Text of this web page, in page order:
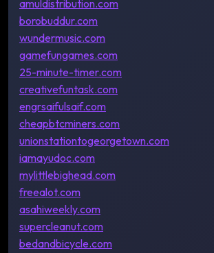
amuldistribution.com
borobuddur.com
wundermusic.com
gamefungames.com
25-minute-timer.com
creativefuntask.com
engrsaifulsaif.com
cheapbtcminers.com
unionstationtogeorgetown.com
iamayudoc.com
mylittlebighead.com
freealot.com
asahiweekly.com
supercleanut.com
bedandbicycle.com